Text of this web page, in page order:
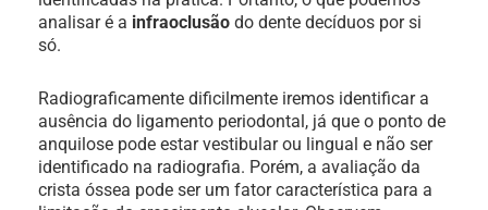
analisar é a infraoclusão do dente decíduos por si
só.
Radiograficamente dificilmente iremos identificar a
ausência do ligamento periodontal, já que o ponto de
anquilose pode estar vestibular ou lingual e não ser
identificado na radiografia. Porém, a avaliação da
crista óssea pode ser um fator característica para a